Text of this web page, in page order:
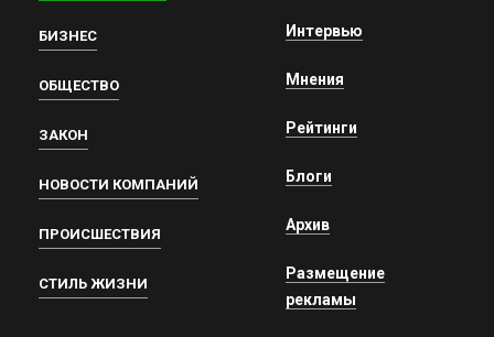
БИЗНЕС
ОБЩЕСТВО
ЗАКОН
НОВОСТИ КОМПАНИЙ
ПРОИСШЕСТВИЯ
СТИЛЬ ЖИЗНИ
Интервью
Мнения
Рейтинги
Блоги
Архив
Размещение
рекламы